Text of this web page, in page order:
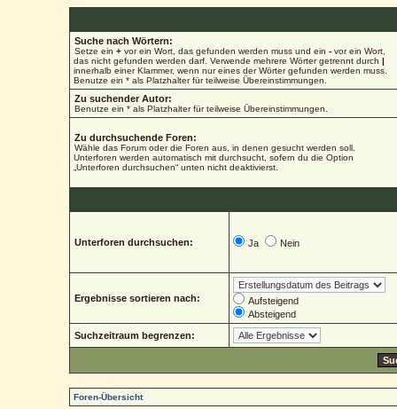
Suche nach Wörtern:
Setze ein+ vor ein Wort, das gefunden werden muss und ein- vor ein Wort,
das nicht gefunden werden darf. Verwende mehrere Wörter getrennt durch|
innerhalb einer Klammer, wenn nur eines der Wörter gefunden werden muss.
Benutze ein * als Platzhalter für teilweise Übereinstimmungen.
Zu suchender Autor:
Benutze ein * als Platzhalter für teilweise Übereinstimmungen.
Zu durchsuchende Foren:
Wähle das Forum oder die Foren aus, in denen gesucht werden soll.
Unterforen werden automatisch mit durchsucht, sofern du die Option
„Unterforen durchsuchen“ unten nicht deaktivierst.
Unterforen durchsuchen: Ja Nein
Ergebnisse sortieren nach:
Aufsteigend
Absteigend
Suchzeitraum begrenzen:
Foren-Übersicht